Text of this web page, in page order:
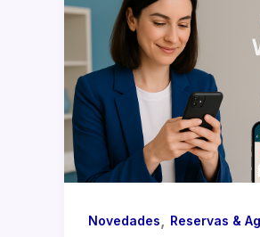
Novedades Reservas &